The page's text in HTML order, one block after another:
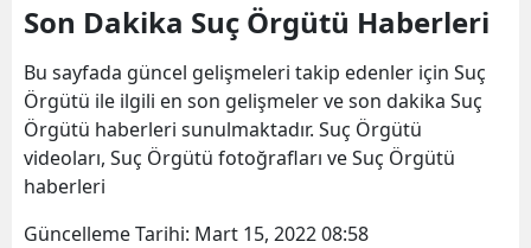
Amasya
Ankara
Antalya
Artvin
Son Dakika Suç Örgütü Haberleri
Bu sayfada güncel gelişmeleri takip edenler için Suç
Örgütü ile ilgili en son gelişmeler ve son dakika Suç
Örgütü haberleri sunulmaktadır. Suç Örgütü
videoları, Suç Örgütü fotoğrafları ve Suç Örgütü
haberleri
Güncelleme Tarihi: Mart 15, 2022 08:58